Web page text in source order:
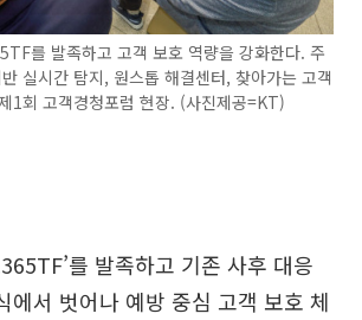
를 발족하고 고객 보호 역량을 강화한다. 주
실시간 탐지, 원스톱 해결센터, 찾아가는 고객
1회 고객경청포럼 현장. (사진제공=KT)
를 발족하고 기존 사후 대응
에서 벗어나 예방 중심 고객 보호 체